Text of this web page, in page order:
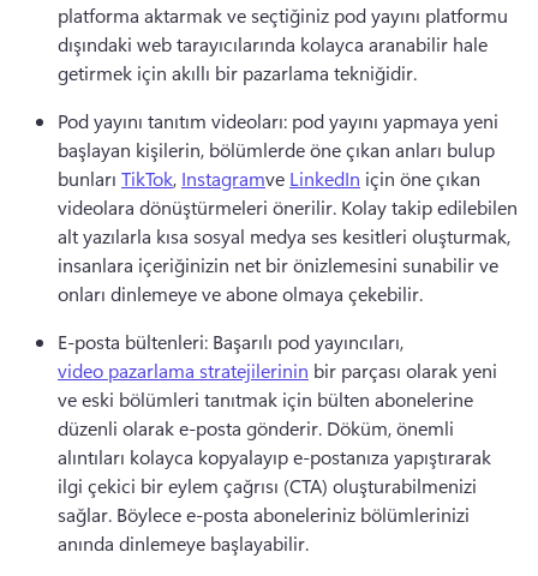
platforma aktarmak ve seçtiğiniz pod yayını platformu
dışındaki web tarayıcılarında kolayca aranabilir hale
getirmek için akıllı bir pazarlama tekniğidir.
Pod yayını tanıtım videoları: pod yayını yapmaya yeni
başlayan kişilerin, bölümlerde öne çıkan anları bulup
bunları TikTok, Instagramve LinkedIn için öne çıkan
videolara dönüştürmeleri önerilir. Kolay takip edilebilen
alt yazılarla kısa sosyal medya ses kesitleri oluşturmak,
insanlara içeriğinizin net bir önizlemesini sunabilir ve
onları dinlemeye ve abone olmaya çekebilir.
E-posta bültenleri: Başarılı pod yayıncıları,
video pazarlama stratejilerinin bir parçası olarak yeni
ve eski bölümleri tanıtmak için bülten abonelerine
düzenli olarak e-posta gönderir. Döküm, önemli
alıntıları kolayca kopyalayıp e-postanıza yapıştırarak
ilgi çekici bir eylem çağrısı (CTA) oluşturabilmenizi
sağlar. Böylece e-posta aboneleriniz bölümlerinizi
anında dinlemeye başlayabilir.